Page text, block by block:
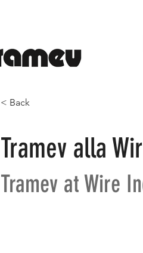
< Back
Tramev alla
Tramev at Wire